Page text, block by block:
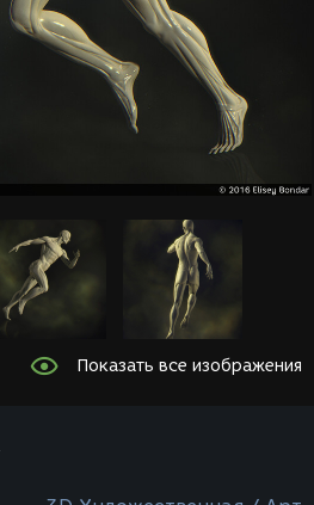
Показать все изображения